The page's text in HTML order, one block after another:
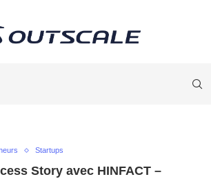
Startups
Story avec HINFACT –